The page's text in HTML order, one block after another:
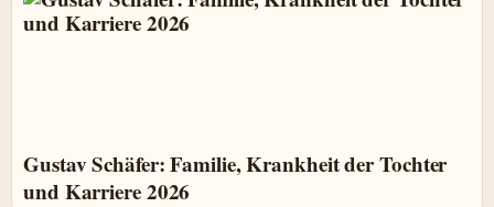
Gustav Schäfer: Familie, Krankheit der Tochter
und Karriere 2026